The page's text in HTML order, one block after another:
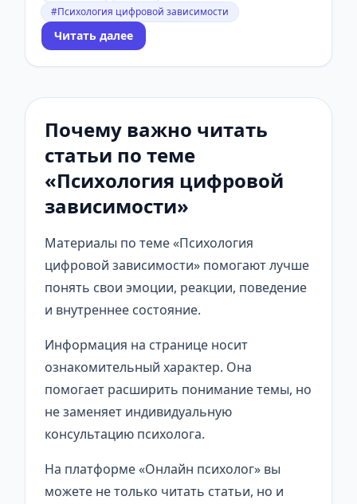
#Психология цифровой зависимости
Читать далее
Почему важно читать
статьи по теме
«Психология цифровой
зависимости»
Материалы по теме «Психология
цифровой зависимости» помогают лучше
понять свои эмоции, реакции, поведение
и внутреннее состояние.
Информация на странице носит
ознакомительный характер. Она
помогает расширить понимание темы, но
не заменяет индивидуальную
консультацию психолога.
На платформе «Онлайн психолог» вы
можете не только читать статьи, но и